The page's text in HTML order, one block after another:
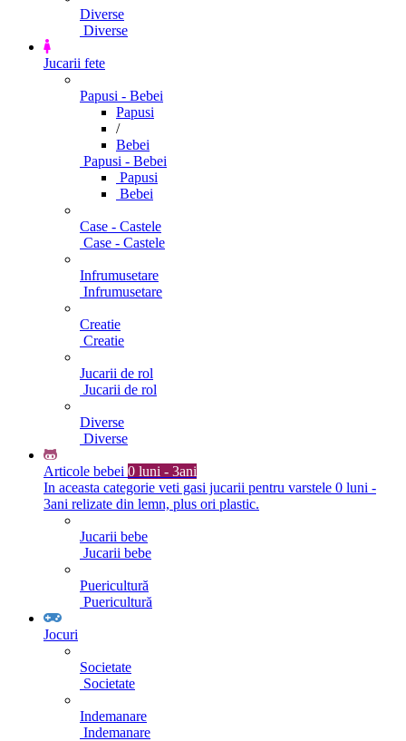
Diverse
Diverse
Jucarii fete
Papusi - Bebei
Papusi
/
Bebei
Papusi - Bebei
Papusi
Bebei
Case - Castele
Case - Castele
Infrumusetare
Infrumusetare
Creatie
Creatie
Jucarii de rol
Jucarii de rol
Diverse
Diverse
Articole bebei 0 luni - 3ani
In aceasta categorie veti gasi jucarii pentru varstele 0 luni -
3ani relizate din lemn, plus ori plastic.
Jucarii bebe
Jucarii bebe
Puericultură
Puericultură
Jocuri
Societate
Societate
Indemanare
Indemanare